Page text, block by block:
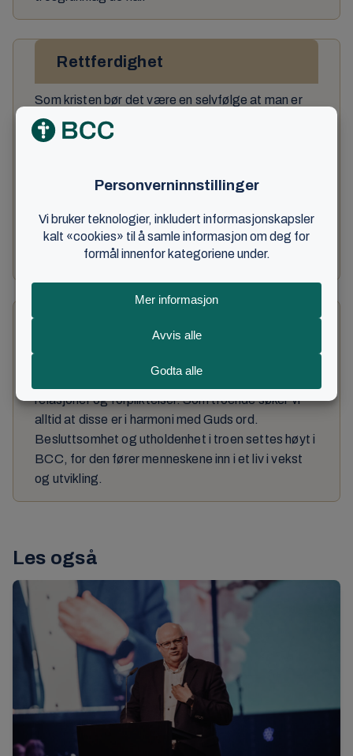
Rettferdighet
Som kristen bør det være en selvfølge at man er
rettferdig i pengesaker og følger landets lover.
Dette er utgangspunktet for den dypere
utgangspunkt som selvisk menneske og ved Kristi
denne måten kan det gode få vokse fram i oss,
noe som blir til vårt eget, vår nestes, og
samfunnets beste.
relasjoner og forpliktelser. Som troende søker vi
alltid at disse er i harmoni med Guds ord.
Besluttsomhet og utholdenhet i troen settes høyt i
BCC, for den fører menneskene inn i et liv i vekst
og utvikling.
Les også